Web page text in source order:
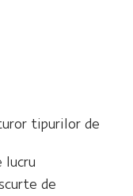
tipurilor de
lucru
de